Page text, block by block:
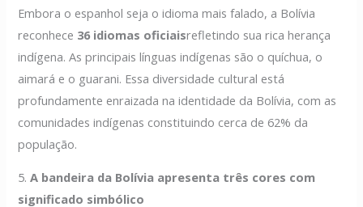
Embora o espanhol seja o idioma mais falado, a Bolívia
reconhece 36 idiomas oficiaisrefletindo sua rica herança
indígena. As principais línguas indígenas são o quíchua, o
aimará e o guarani. Essa diversidade cultural está
profundamente enraizada na identidade da Bolívia, com as
comunidades indígenas constituindo cerca de 62% da
população.
5.A bandeira da Bolívia apresenta três cores com
significado simbólico